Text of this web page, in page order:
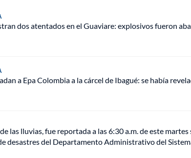
dos atentados en el Guaviare: explosivos fueron
a Epa Colombia a la cárcel de Ibagué: se había
las lluvias, fue reportada a las 6:30 a.m. de este
desastres del Departamento Administrativo del